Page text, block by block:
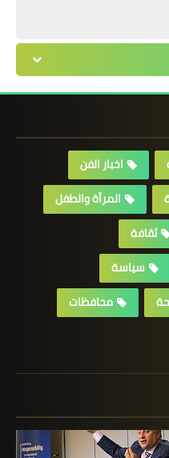
اخبار الفن
المرأة والطفل
ثقافة
سياسة
محافظات